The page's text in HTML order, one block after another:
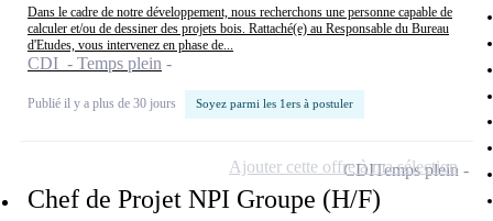
Dans le cadre de notre développement, nous recherchons une personne capable de
calculer et/ou de dessiner des projets bois. Rattaché(e) au Responsable du Bureau
d'Etudes, vous intervenez en phase de...
CDI - Temps plein
Publié il y a plus de 30 jours Soyez parmi les 1ers à postuler
Chef de Projet NPI Groupe (H/F)
CDITemps plein
Ajouter cette offre à ma sélection